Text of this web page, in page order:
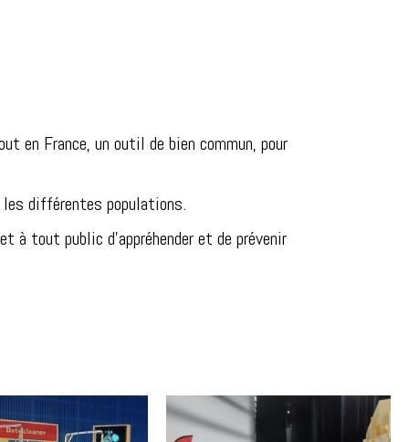
en France, un outil de bien commun, pour
les différentes populations.
à tout public d'appréhender et de prévenir